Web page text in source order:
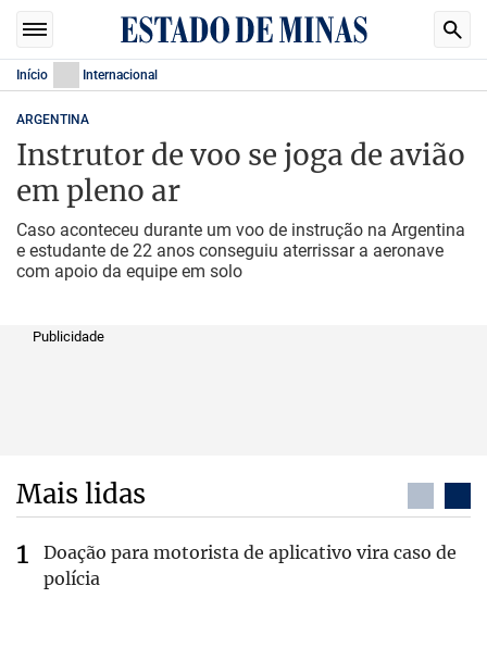
Início Internacional
ARGENTINA
Instrutor de voo se joga de avião
em pleno ar
Caso aconteceu durante um voo de instrução na Argentina
e estudante de 22 anos conseguiu aterrissar a aeronave
com apoio da equipe em solo
Publicidade
Mais lidas
Doação para motorista de aplicativo vira caso de
polícia